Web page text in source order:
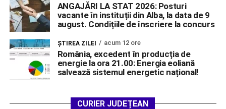
ANGAJĂRI LA STAT 2026: Posturi
vacante în instituții din Alba, la data de 9
august. Condițiile de înscriere la concurs
ŞTIREA ZILEI acum 12 ore
România, excedent în producția de
energie la ora 21.00: Energia eoliană
salvează sistemul energetic național!
CURIER JUDEȚEAN